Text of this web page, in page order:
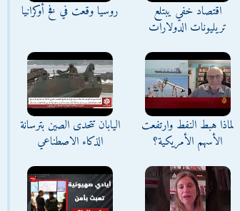
اقتصاد خفي يبتلع
تريليونات الدولارات
روسيا وقعت في فخ أوكرانيا
لماذا هبط النفط وارتفعت
الأسهم الأمريكية؟
اليابان تتحدى الصين بترسانة
الذكاء الاصطناعي